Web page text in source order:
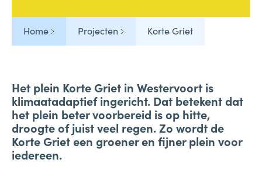
Home Projecten Korte Griet
Het plein Korte Griet in Westervoort is
klimaatadaptief ingericht. Dat betekent dat
het plein beter voorbereid is op hitte,
droogte of juist veel regen. Zo wordt de
Korte Griet een groener en fijner plein voor
iedereen.